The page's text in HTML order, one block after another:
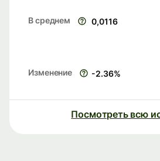
В среднем 0,0116
Изменение -2.36%
Посмотреть всю